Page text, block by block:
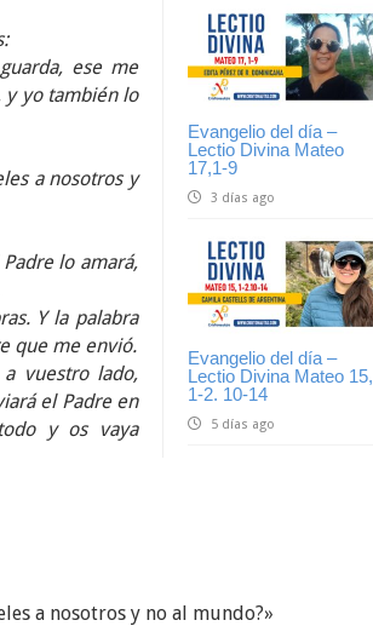
Evangelio del día –
Lectio Divina Mateo
17,1-9
3 días ago
Evangelio del día –
Lectio Divina Mateo 15,
1-2. 10-14
5 días ago
ese me
y yo también lo
a nosotros y
lo amará,
Y la palabra
que me envió.
vuestro lado,
el Padre en
y os vaya
a nosotros y no al mundo?»